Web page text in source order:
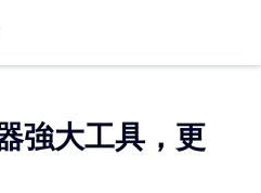
強大工具，更